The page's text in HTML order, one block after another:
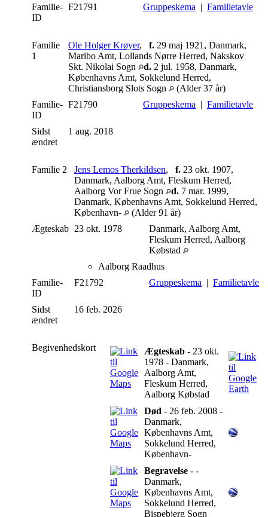
Familie-
ID
F21791 Gruppeskema | Familietavle
Familie
1
Ole Holger Krøyer, f. 29 maj 1921, Danmark,
Maribo Amt, Lollands Nørre Herred, Nakskov
Skt. Nikolai Sogn
d. 2 jul. 1958, Danmark,
Københavns Amt, Sokkelund Herred,
Christiansborg Slots Sogn
(Alder 37 år)
Familie-
ID
F21790 Gruppeskema | Familietavle
Sidst
ændret
1 aug. 2018
Familie 2 Jens Lemos Therkildsen, f. 23 okt. 1907,
Danmark, Aalborg Amt, Fleskum Herred,
Aalborg Vor Frue Sogn
d. 7 mar. 1999,
Danmark, Københavns Amt, Sokkelund Herred,
København-
(Alder 91 år)
Ægteskab 23 okt. 1978
Danmark, Aalborg Amt,
Fleskum Herred, Aalborg
Købstad
Aalborg Raadhus
Familie-
ID
F21792 Gruppeskema | Familietavle
Sidst
ændret
16 feb. 2026
Begivenhedskort Ægteskab - 23 okt.
1978 - Danmark,
Aalborg Amt,
Fleskum Herred,
Aalborg Købstad
Død - 26 feb. 2008 -
Danmark,
Københavns Amt,
Sokkelund Herred,
København-
Begravelse - -
Danmark,
Københavns Amt,
Sokkelund Herred,
Bispebjerg Sogn